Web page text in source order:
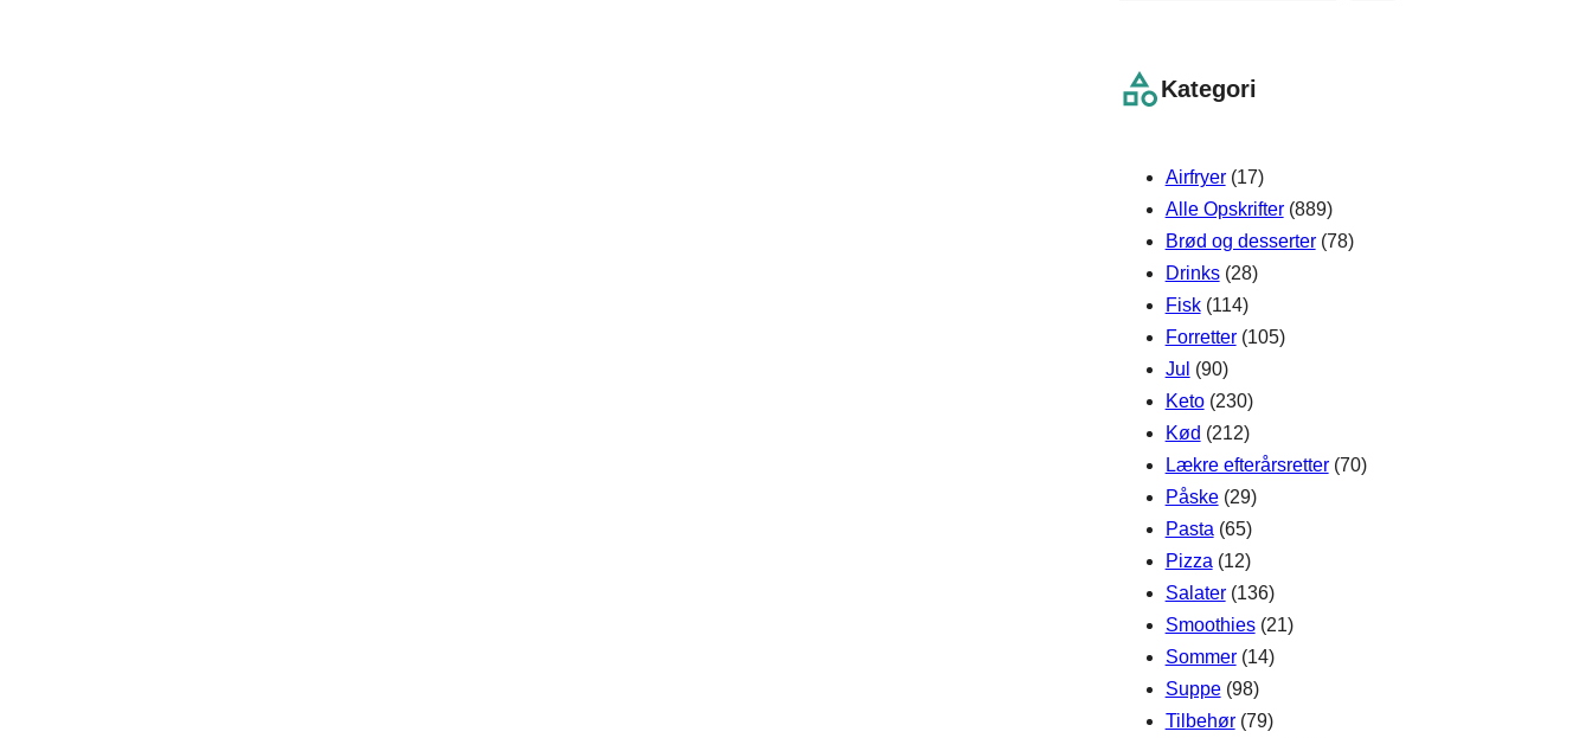
c
Kategori
Airfryer(17)
Alle Opskrifter(889)
Brød og desserter(78)
Drinks(28)
Fisk(114)
Forretter(105)
Jul (90)
Keto(230)
Kød (212)
Lækre efterårsretter(70)
Påske(29)
Pasta (65)
Pizza (12)
Salater(136)
Smoothies(21)
Sommer(14)
Suppe(98)
Tilbehør(79)